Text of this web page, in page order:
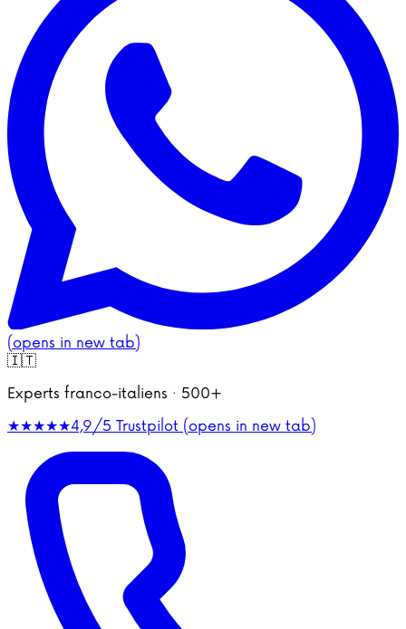
(opens in new tab)
🇮🇹
Experts franco-italiens · 500+
★★★★★4,9/5 Trustpilot (opens in new tab)